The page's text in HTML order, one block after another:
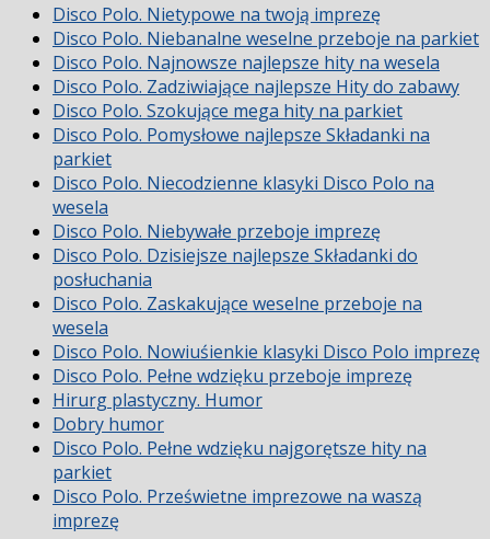
Disco Polo. Nietypowe na twoją imprezę
Disco Polo. Niebanalne weselne przeboje na parkiet
Disco Polo. Najnowsze najlepsze hity na wesela
Disco Polo. Zadziwiające najlepsze Hity do zabawy
Disco Polo. Szokujące mega hity na parkiet
Disco Polo. Pomysłowe najlepsze Składanki na
parkiet
Disco Polo. Niecodzienne klasyki Disco Polo na
wesela
Disco Polo. Niebywałe przeboje imprezę
Disco Polo. Dzisiejsze najlepsze Składanki do
posłuchania
Disco Polo. Zaskakujące weselne przeboje na
wesela
Disco Polo. Nowiuśienkie klasyki Disco Polo imprezę
Disco Polo. Pełne wdzięku przeboje imprezę
Hirurg plastyczny. Humor
Dobry humor
Disco Polo. Pełne wdzięku najgorętsze hity na
parkiet
Disco Polo. Prześwietne imprezowe na waszą
imprezę